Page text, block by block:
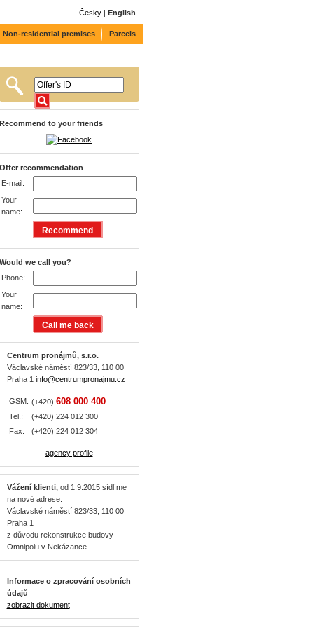
Recommend to your friends
Offer recommendation
E-mail:
Your
name:
Would we call you?
Phone:
Your
name:
Centrum pronájmů, s.r.o.
Václavské náměstí 823/33, 110 00
Praha 1 info@centrumpronajmu.cz
GSM: (+420) 608 000 400
Tel.:
(+420) 224 012 300
Fax:
(+420) 224 012 304
agency profile
Vážení klienti,od 1.9.2015 sídlíme
na nové adrese:
Václavské náměstí 823/33, 110 00
Praha 1
z důvodu rekonstrukce budovy
Omnipolu v Nekázance.
Informace o zpracování osobních
údajů
zobrazit dokument
Česky| English
Non-residential premises Parcels